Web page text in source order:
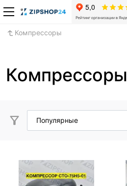
Компрессоры